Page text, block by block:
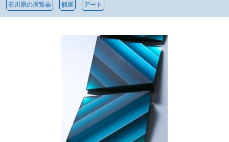
石川県の展覧会 個展 アート